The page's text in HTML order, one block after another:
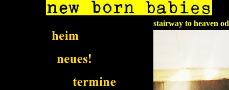
stairway to heaven